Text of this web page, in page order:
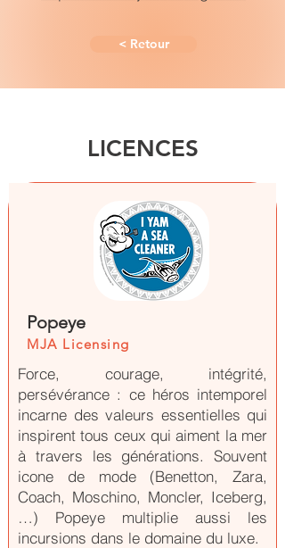
< Retour
LICENCES
Popeye
MJA Licensing
Force, courage, intégrité,
persévérance : ce héros intemporel
incarne des valeurs essentielles qui
inspirent tous ceux qui aiment la mer
à travers les générations. Souvent
icone de mode (Benetton, Zara,
Coach, Moschino, Moncler, Iceberg,
…) Popeye multiplie aussi les
incursions dans le domaine du luxe.